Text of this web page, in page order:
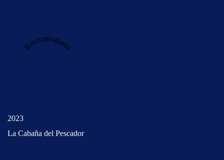
Recomendado
2023
La Cabaña del Pescador